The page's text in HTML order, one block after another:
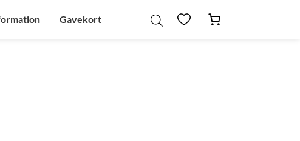
Gavekort